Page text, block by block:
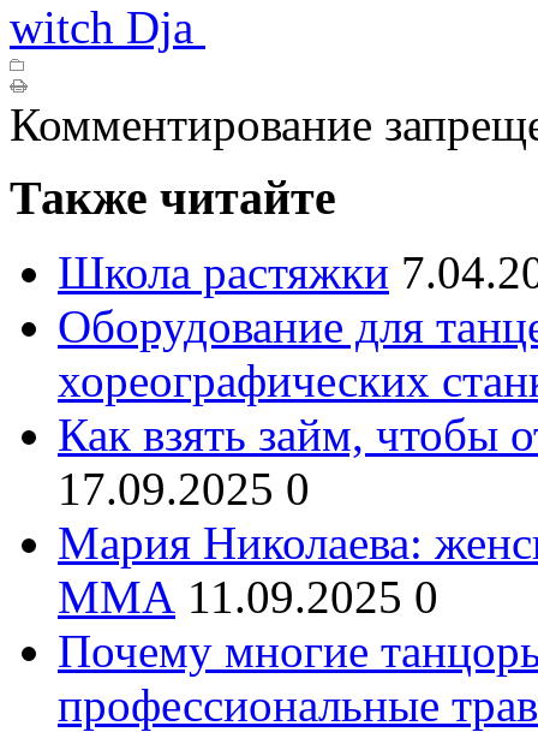
witch Dja
Комментирование
Также читайте
Школа растяжки
Оборудование для
хореографических
Как взять займ, чтобы
17.09.2025 0
Мария Николаева:
ММА 11.09.2025 0
Почему многие
профессиональные